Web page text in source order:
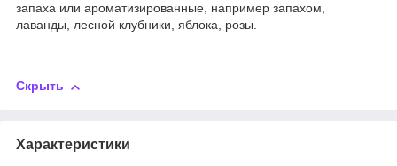
запаха или ароматизированные, например запахом,
лаванды, лесной клубники, яблока, розы.
Скрыть
Характеристики